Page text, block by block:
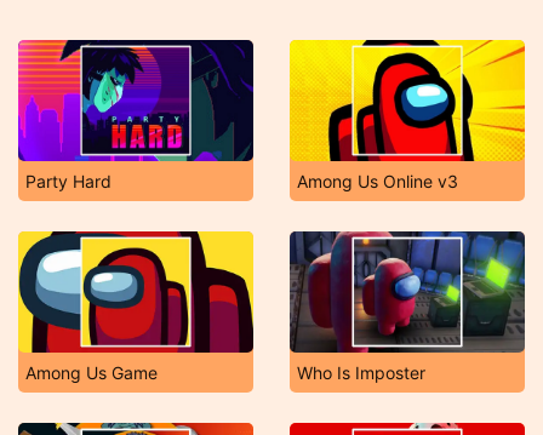
Party Hard Among Us Online v3
Among Us Game Who Is Imposter